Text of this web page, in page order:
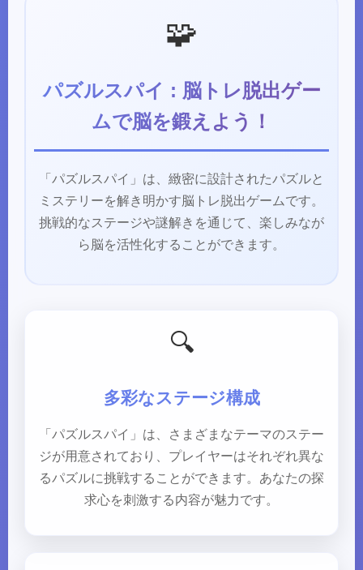
🧩
パズルスパイ : 脳トレ脱出ゲー
ムで脳を鍛えよう！
「パズルスパイ」は、緻密に設計されたパズルと
ミステリーを解き明かす脳トレ脱出ゲームです。
挑戦的なステージや謎解きを通じて、楽しみなが
ら脳を活性化することができます。
🔍
多彩なステージ構成
「パズルスパイ」は、さまざまなテーマのステー
ジが用意されており、プレイヤーはそれぞれ異な
るパズルに挑戦することができます。あなたの探
求心を刺激する内容が魅力です。